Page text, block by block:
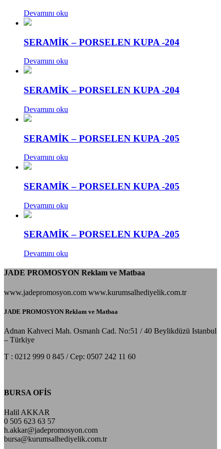
Devamını oku
SERAMİK – PORSELEN KUPA -204
Devamını oku
SERAMİK – PORSELEN KUPA -204
Devamını oku
SERAMİK – PORSELEN KUPA -205
Devamını oku
SERAMİK – PORSELEN KUPA -205
Devamını oku
SERAMİK – PORSELEN KUPA -205
Devamını oku
JADE PROMOSYON Reklam ve Matbaa
www.jadepromosyon.com www.kurumsalhediyelik.com.tr
JADE PROMOSYON Reklam ve Matbaa
Adnan Kahveci Mah. Osmanlı Cad. No:51 / 40 Beylikdüzü Istanbul
– Türkiye
T : 0212 999 0 845 / Cep: 0507 242 11 60
BURSA OFİS
Halil AKKAR
0 505 623 63 57
h.akkar@jadepromosyon.com
bursa@kurumsalhediyelik.com.tr